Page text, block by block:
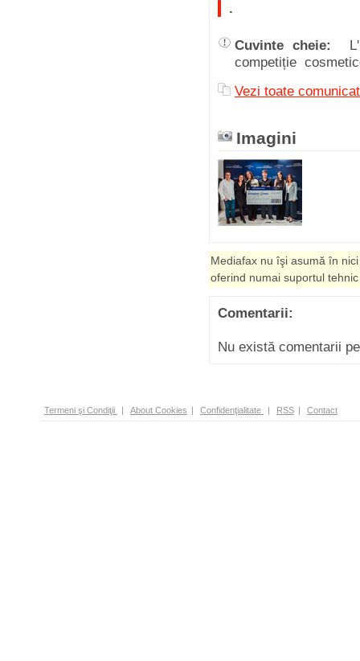
.
Cuvinte cheie:
competiție
Vezi toate
Imagini
Mediafax nu îşi asumă în
oferind numai suportul
Comentarii:
Nu există comentarii
Termeni şi Condiţii | About Cookies | Confidenţialitate | RSS | Contact